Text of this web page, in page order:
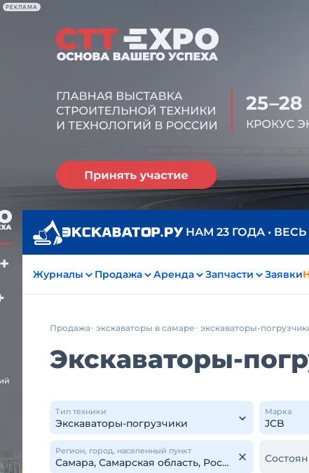
РЕКЛАМА
НАМ 23 ГОДА •
Журналы Продажа Аренда Запчасти Заявки
Продажа экскаваторы в самаре экскаваторы-
Экскаваторы-
Тип техники Марка
Регион, город, населенный пункт